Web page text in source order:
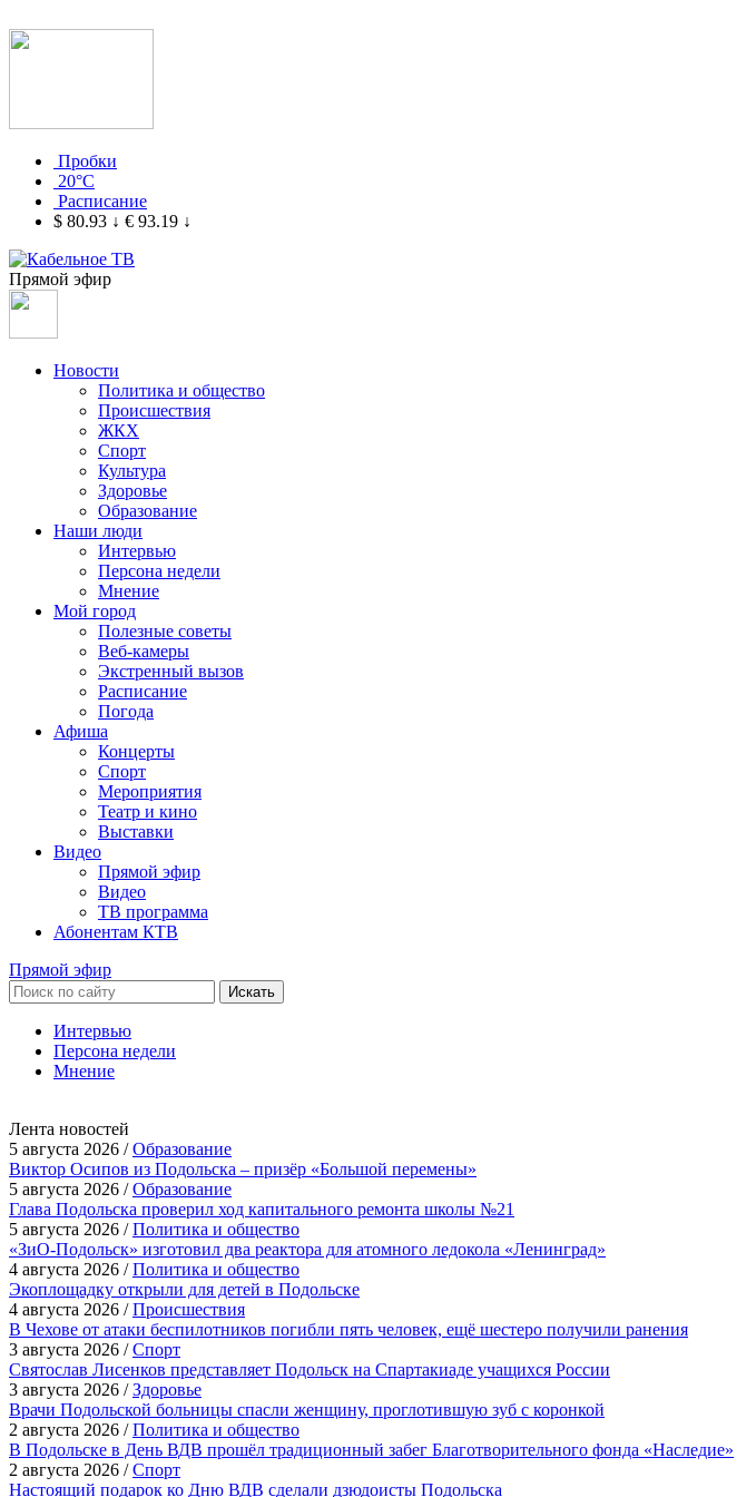
Пробки
20°C
Расписание
$ 80.93 ↓ € 93.19 ↓
Прямой эфир
Новости
Политика и общество
Происшествия
ЖКХ
Спорт
Культура
Здоровье
Образование
Наши люди
Интервью
Персона недели
Мнение
Мой город
Полезные советы
Веб-камеры
Экстренный вызов
Расписание
Погода
Афиша
Концерты
Спорт
Мероприятия
Театр и кино
Выставки
Видео
Прямой эфир
Видео
ТВ программа
Абонентам КТВ
Прямой эфир
Искать
Интервью
Персона недели
Мнение
Лента новостей
5 августа 2026 /Образование
Виктор Осипов из Подольска – призёр «Большой перемены»
5 августа 2026 /Образование
Глава Подольска проверил ход капитального ремонта школы №21
5 августа 2026 /Политика и общество
«ЗиО-Подольск» изготовил два реактора для атомного ледокола «Ленинград»
4 августа 2026 /Политика и общество
Экоплощадку открыли для детей в Подольске
4 августа 2026 /Происшествия
В Чехове от атаки беспилотников погибли пять человек, ещё шестеро получили ранения
3 августа 2026 /Спорт
Святослав Лисенков представляет Подольск на Спартакиаде учащихся России
3 августа 2026 /Здоровье
Врачи Подольской больницы спасли женщину, проглотившую зуб с коронкой
2 августа 2026 /Политика и общество
В Подольске в День ВДВ прошёл традиционный забег Благотворительного фонда «Наследие»
2 августа 2026 /Спорт
Настоящий подарок ко Дню ВДВ сделали дзюдоисты Подольска